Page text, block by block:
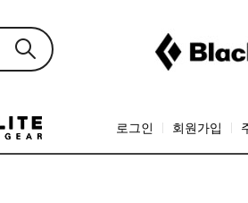
로그인 회원가입